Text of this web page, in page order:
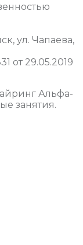
ул. Чапаева,
от 29.05.2019
Альфа-
занятия.